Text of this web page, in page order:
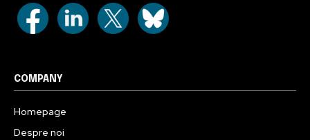
COMPANY
Homepage
Despre noi